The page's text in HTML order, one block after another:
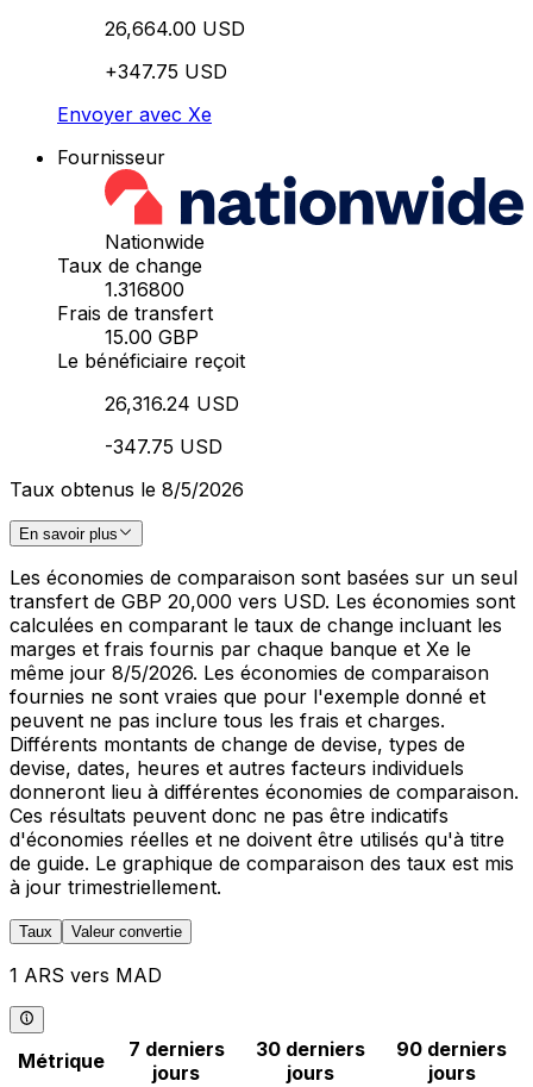
26,664.00 USD
+347.75 USD
Envoyer avec Xe
Fournisseur
Nationwide
Taux de change
1.316800
Frais de transfert
15.00 GBP
Le bénéficiaire reçoit
26,316.24 USD
-347.75 USD
Taux obtenus le 8/5/2026
En savoir plus
Les économies de comparaison sont basées sur un seul
transfert de GBP 20,000 vers USD. Les économies sont
calculées en comparant le taux de change incluant les
marges et frais fournis par chaque banque et Xe le
même jour 8/5/2026. Les économies de comparaison
fournies ne sont vraies que pour l'exemple donné et
peuvent ne pas inclure tous les frais et charges.
Différents montants de change de devise, types de
devise, dates, heures et autres facteurs individuels
donneront lieu à différentes économies de comparaison.
Ces résultats peuvent donc ne pas être indicatifs
d'économies réelles et ne doivent être utilisés qu'à titre
de guide. Le graphique de comparaison des taux est mis
à jour trimestriellement.
Taux Valeur convertie
1 ARS vers MAD
Métrique
7 derniers
jours
30 derniers
jours
90 derniers
jours